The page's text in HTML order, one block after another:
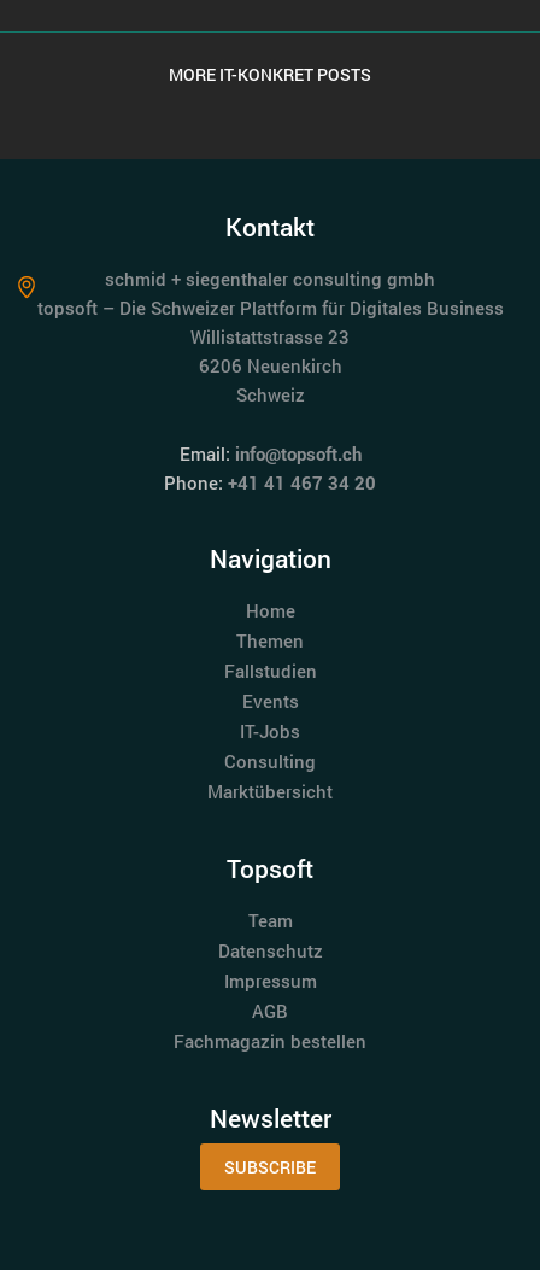
MORE IT-KONKRET POSTS
Kontakt
schmid + siegenthaler consulting gmbh
topsoft – Die Schweizer Plattform für Digitales Business
Willistattstrasse 23
6206 Neuenkirch
Schweiz
Email: info@topsoft.ch
Phone: +41 41 467 34 20
Navigation
Home
Themen
Fallstudien
Events
IT-Jobs
Consulting
Marktübersicht
Topsoft
Team
Datenschutz
Impressum
AGB
Fachmagazin bestellen
Newsletter
SUBSCRIBE